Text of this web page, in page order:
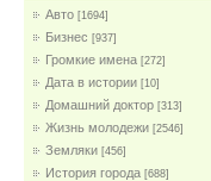
Авто [1694]
Бизнес [937]
Громкие имена [272]
Дата в истории [10]
Домашний доктор [313]
Жизнь молодежи [2546]
Земляки [456]
История города [688]